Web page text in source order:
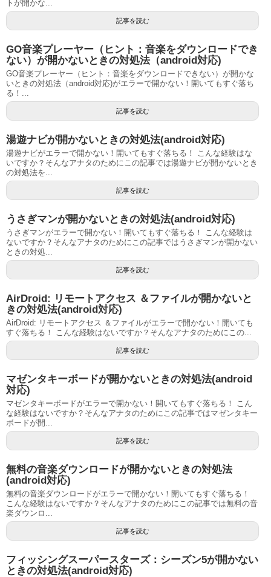
トが開かな...
記事を読む
GO音楽プレーヤー（ヒント：音楽をダウンロードでき
ない）が開かないときの対処法（android対応)
GO音楽プレーヤー（ヒント：音楽をダウンロードできない）が開かな
いときの対処法（android対応)がエラーで開かない！開いてもすぐ落ち
る！...
記事を読む
湯遊ナビが開かないときの対処法(android対応)
湯遊ナビがエラーで開かない！開いてもすぐ落ちる！ こんな経験はな
いですか？そんなアナタのためにこの記事では湯遊ナビが開かないとき
の対処法を...
記事を読む
うさぎマンが開かないときの対処法(android対応)
うさぎマンがエラーで開かない！開いてもすぐ落ちる！ こんな経験は
ないですか？そんなアナタのためにこの記事ではうさぎマンが開かない
ときの対処...
記事を読む
AirDroid: リモートアクセス ＆ファイルが開かないと
きの対処法(android対応)
AirDroid: リモートアクセス ＆ファイルがエラーで開かない！開いても
すぐ落ちる！ こんな経験はないですか？そんなアナタのためにこの...
記事を読む
マゼンタキーボードが開かないときの対処法(android
対応)
マゼンタキーボードがエラーで開かない！開いてもすぐ落ちる！ こん
な経験はないですか？そんなアナタのためにこの記事ではマゼンタキー
ボードが開...
記事を読む
無料の音楽ダウンロードが開かないときの対処法
(android対応)
無料の音楽ダウンロードがエラーで開かない！開いてもすぐ落ちる！
こんな経験はないですか？そんなアナタのためにこの記事では無料の音
楽ダウンロ...
記事を読む
フィッシングスーパースターズ：シーズン5が開かない
ときの対処法(android対応)